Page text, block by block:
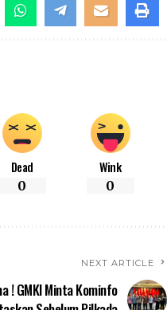
Dead
0
Wink
0
NEXT ARTICLE
! GMKI Minta Kominfo